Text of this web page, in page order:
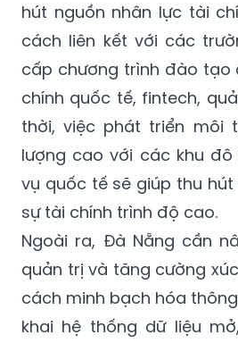
hút nguồn nhân lực tài
cách liên kết với các
cấp chương trình đào tạo
chính quốc tế, fintech,
thời, việc phát triển môi
lượng cao với các khu
vụ quốc tế sẽ giúp thu
sự tài chính trình độ cao.
Ngoài ra, Đà Nẵng cần
quản trị và tăng cường
cách minh bạch hóa
khai hệ thống dữ liệu